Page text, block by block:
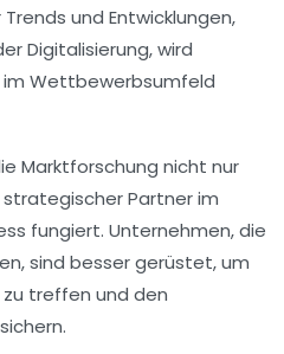
und Entwicklungen,
Digitalisierung, wird
Wettbewerbsumfeld
Marktforschung nicht nur
Partner im
fungiert. Unternehmen, die
sind besser gerüstet, um
treffen und den